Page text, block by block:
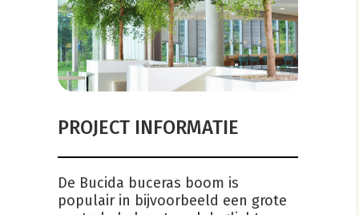
PROJECT INFORMATIE
De Bucida buceras boom is
populair in bijvoorbeeld een grote